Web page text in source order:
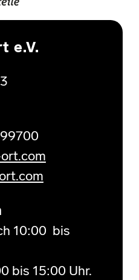
e.V.
10:00 bis
bis 15:00 Uhr.